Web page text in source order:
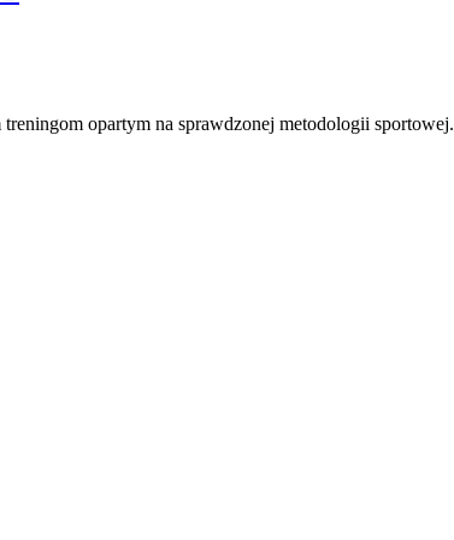
opartym na sprawdzonej metodologii sportowej.